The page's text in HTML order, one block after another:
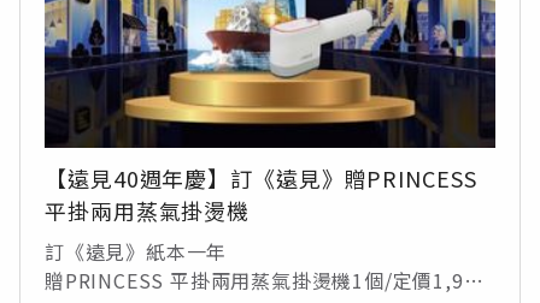
【遠見40週年慶】訂《遠見》贈PRINCESS
平掛兩用蒸氣掛燙機
訂《遠見》紙本一年
贈PRINCESS 平掛兩用蒸氣掛燙機1個/定價1,990